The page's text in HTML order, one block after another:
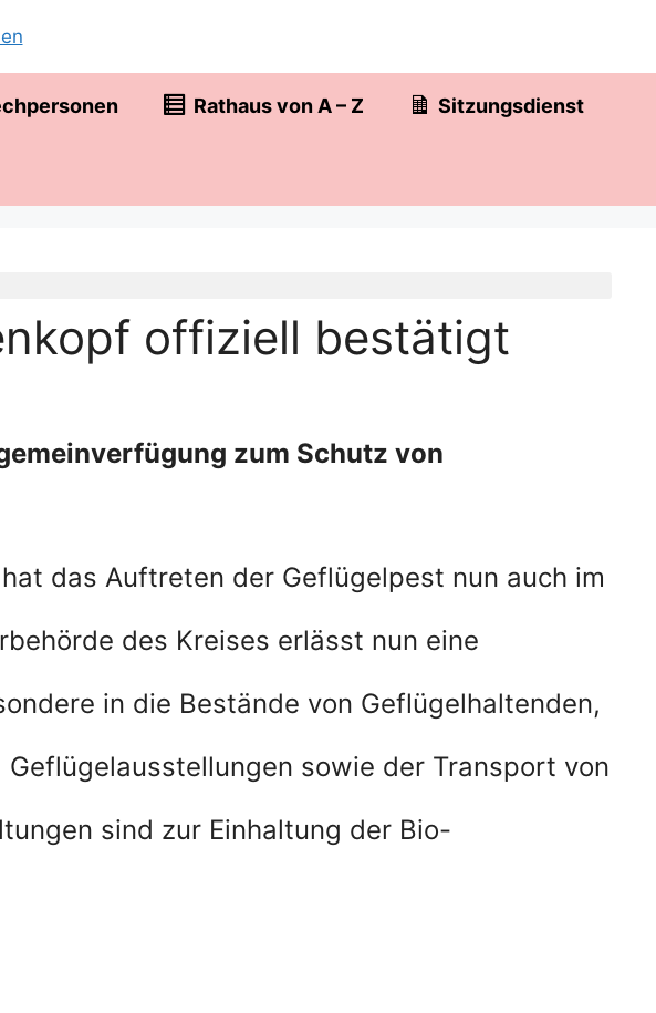
Rathaus von A – Z Sitzungsdienst
offiziell bestätigt
zum Schutz von
das Auftreten der Geflügelpest nun auch im
des Kreises erlässt nun eine
in die Bestände von Geflügelhaltenden,
sowie der Transport von
sind zur Einhaltung der Bio-